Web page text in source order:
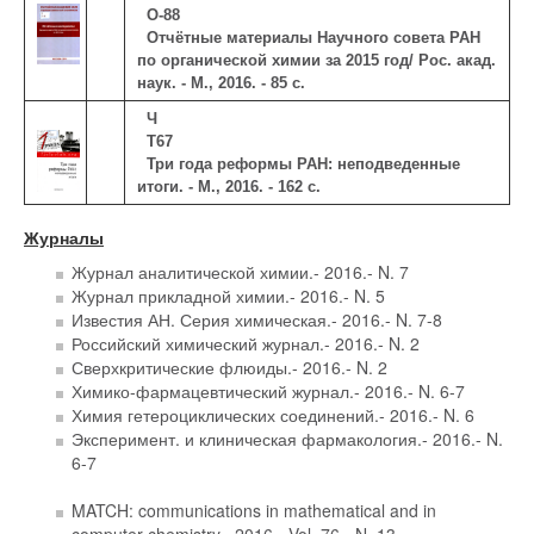
О-88
Отчётные материалы Научного совета РАН
по органической химии за 2015 год/ Рос. акад.
наук. - М., 2016. - 85 с.
Ч
Т67
Три года реформы РАН: неподведенные
итоги. - М., 2016. - 162 с.
Журналы
Журнал аналитической химии.- 2016.- N. 7
Журнал прикладной химии.- 2016.- N. 5
Известия АН. Серия химическая.- 2016.- N. 7-8
Российский химический журнал.- 2016.- N. 2
Сверхкритические флюиды.- 2016.- N. 2
Химико-фармацевтический журнал.- 2016.- N. 6-7
Химия гетероциклических соединений.- 2016.- N. 6
Эксперимент. и клиническая фармакология.- 2016.- N.
6-7
MATCH: communications in mathematical and in